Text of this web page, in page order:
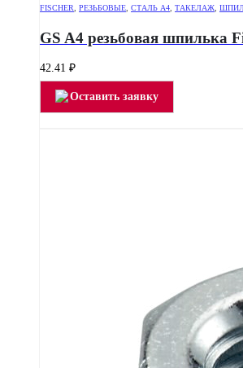
FISCHER РЕЗЬБОВЫЕ СТАЛЬ А4 ТАКЕЛАЖ
GS A4 резьбовая шпилька
42.41 ₽
Оставить заявку